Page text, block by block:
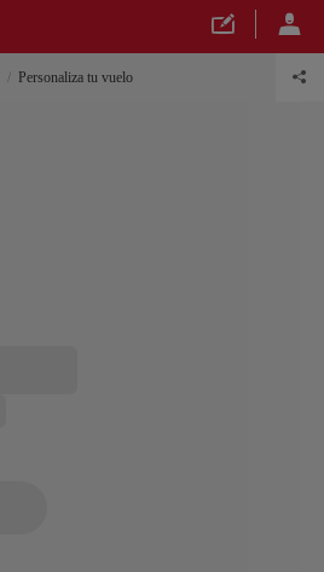
Personaliza tu vuelo